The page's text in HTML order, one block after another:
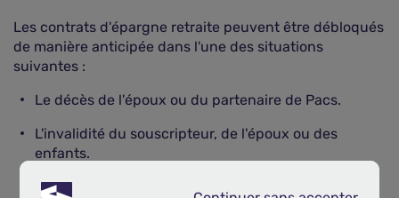
Les contrats d'épargne retraite peuvent être débloqués
de manière anticipée dans l'une des situations
suivantes :
Le décès de l'époux ou du partenaire de Pacs.
L'invalidité du souscripteur, de l'époux ou des
enfants.
L'expiration des droits au chômage.